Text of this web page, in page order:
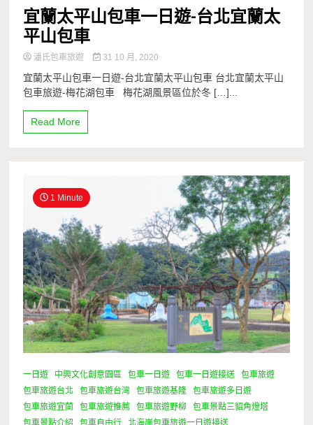
宜蘭太平山包車一日遊-台北宜蘭太
平山包車
潘氏包車旅遊 31 10 月, 2020
宜蘭太平山包車一日遊-台北宜蘭太平山包車 台北宜蘭太平山
包車旅遊-梅花湖包車 梅花湖風景區位於冬 […]...
Read More
1 Minute
一日遊 中興文化創意園區 包車一日遊 包車一日遊接送
包車旅遊
包車旅遊台北
包車旅遊台灣 包車旅遊基隆
包車旅遊多日遊
包車旅遊宜蘭
包車旅遊推薦 包車旅遊野柳
包車景點三貂角燈塔
包車景點介紹
包車自由行 北海岸包車旅遊一日遊接送